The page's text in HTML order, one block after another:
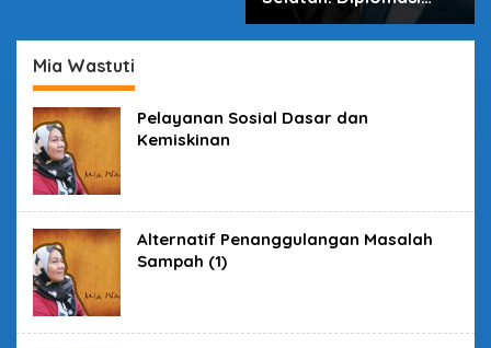
Mia Wastuti
Pelayanan Sosial Dasar dan
Kemiskinan
Alternatif Penanggulangan Masalah
Sampah (1)